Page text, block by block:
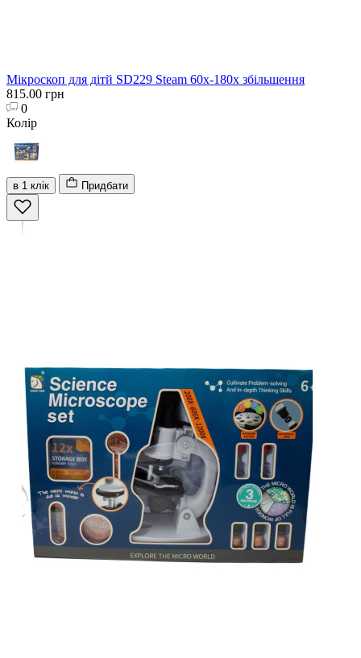
Мікроскоп для дітй SD229 Steam 60х-180х збільшення
815.00 грн
0
Колір
в 1 клік Придбати